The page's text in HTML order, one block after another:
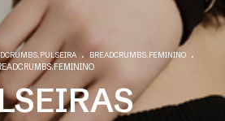
. BREADCRUMBS.FEMININO .